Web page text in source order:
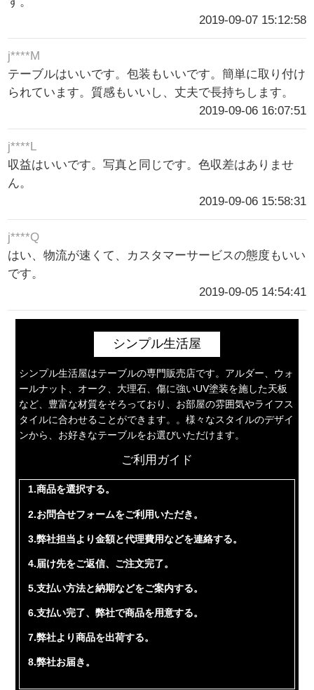
2019-09-07 15:12:58
j****M
テーブルはいいです。包装もいいです。簡単に取り付け
られています。質感もいいし、丈夫で長持ちします。
2019-09-06 16:07:51
j****L
収益はいいです。写真と同じです。色収差はありませ
ん。
2019-09-06 15:58:31
j****Q
はい、物流が速くて、カスタマーサービスの態度もいい
です。
2019-09-05 14:54:41
シンプル生活屋
シンプル生活屋はテーブルの専門販売店です。アルダー、ウォ
ールナット、オーク、大理石、傷に強いUV塗装を施した天板
など、豊富な材質をそろっており、お部屋の雰囲気やライフス
タイルに合わせることができます。。様々なスタイルのデザイ
ンから、お好きなテーブルをお選びいただけます。
ご利用ガイド
1.商品を選択する。
2.お問合せフォームをご利用いただき。
3.弊社担当より金額と代理費用などを連絡する。
4.届け先をご返信、ご注文完了。
5.支払い方法と納期などをご案内する。
6.支払い完了、弊社で商品を用意する。
7.弊社より商品を出荷する。
8.弊社お届き。